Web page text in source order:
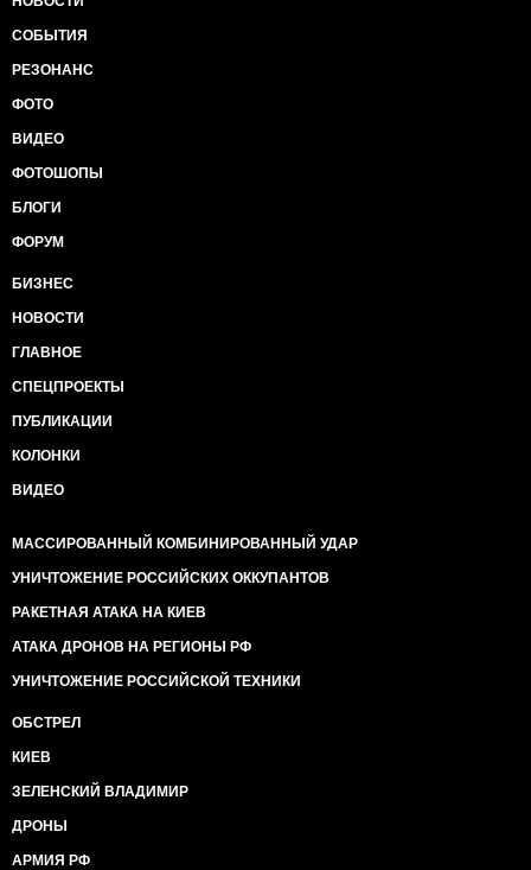
СОБЫТИЯ
РЕЗОНАНС
ФОТО
ВИДЕО
ФОТОШОПЫ
БЛОГИ
ФОРУМ
БИЗНЕС
НОВОСТИ
ГЛАВНОЕ
СПЕЦПРОЕКТЫ
ПУБЛИКАЦИИ
КОЛОНКИ
ВИДЕО
МАССИРОВАННЫЙ КОМБИНИРОВАННЫЙ УДАР
УНИЧТОЖЕНИЕ РОССИЙСКИХ ОККУПАНТОВ
РАКЕТНАЯ АТАКА НА КИЕВ
АТАКА ДРОНОВ НА РЕГИОНЫ РФ
УНИЧТОЖЕНИЕ РОССИЙСКОЙ ТЕХНИКИ
ОБСТРЕЛ
КИЕВ
ЗЕЛЕНСКИЙ ВЛАДИМИР
ДРОНЫ
АРМИЯ РФ